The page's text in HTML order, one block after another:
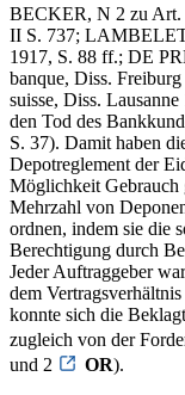
BECKER, N 2 zu Art.
II S. 737;
1917, S. 88 ff.; DE
banque, Diss.
suisse, Diss.
den Tod des
S. 37). Damit haben
Depotreglement der
Möglichkeit Gebrauch
Mehrzahl von
ordnen, indem sie die
Berechtigung durch
Jeder Auftraggeber
dem
konnte sich die
zugleich von der
und 2
OR).